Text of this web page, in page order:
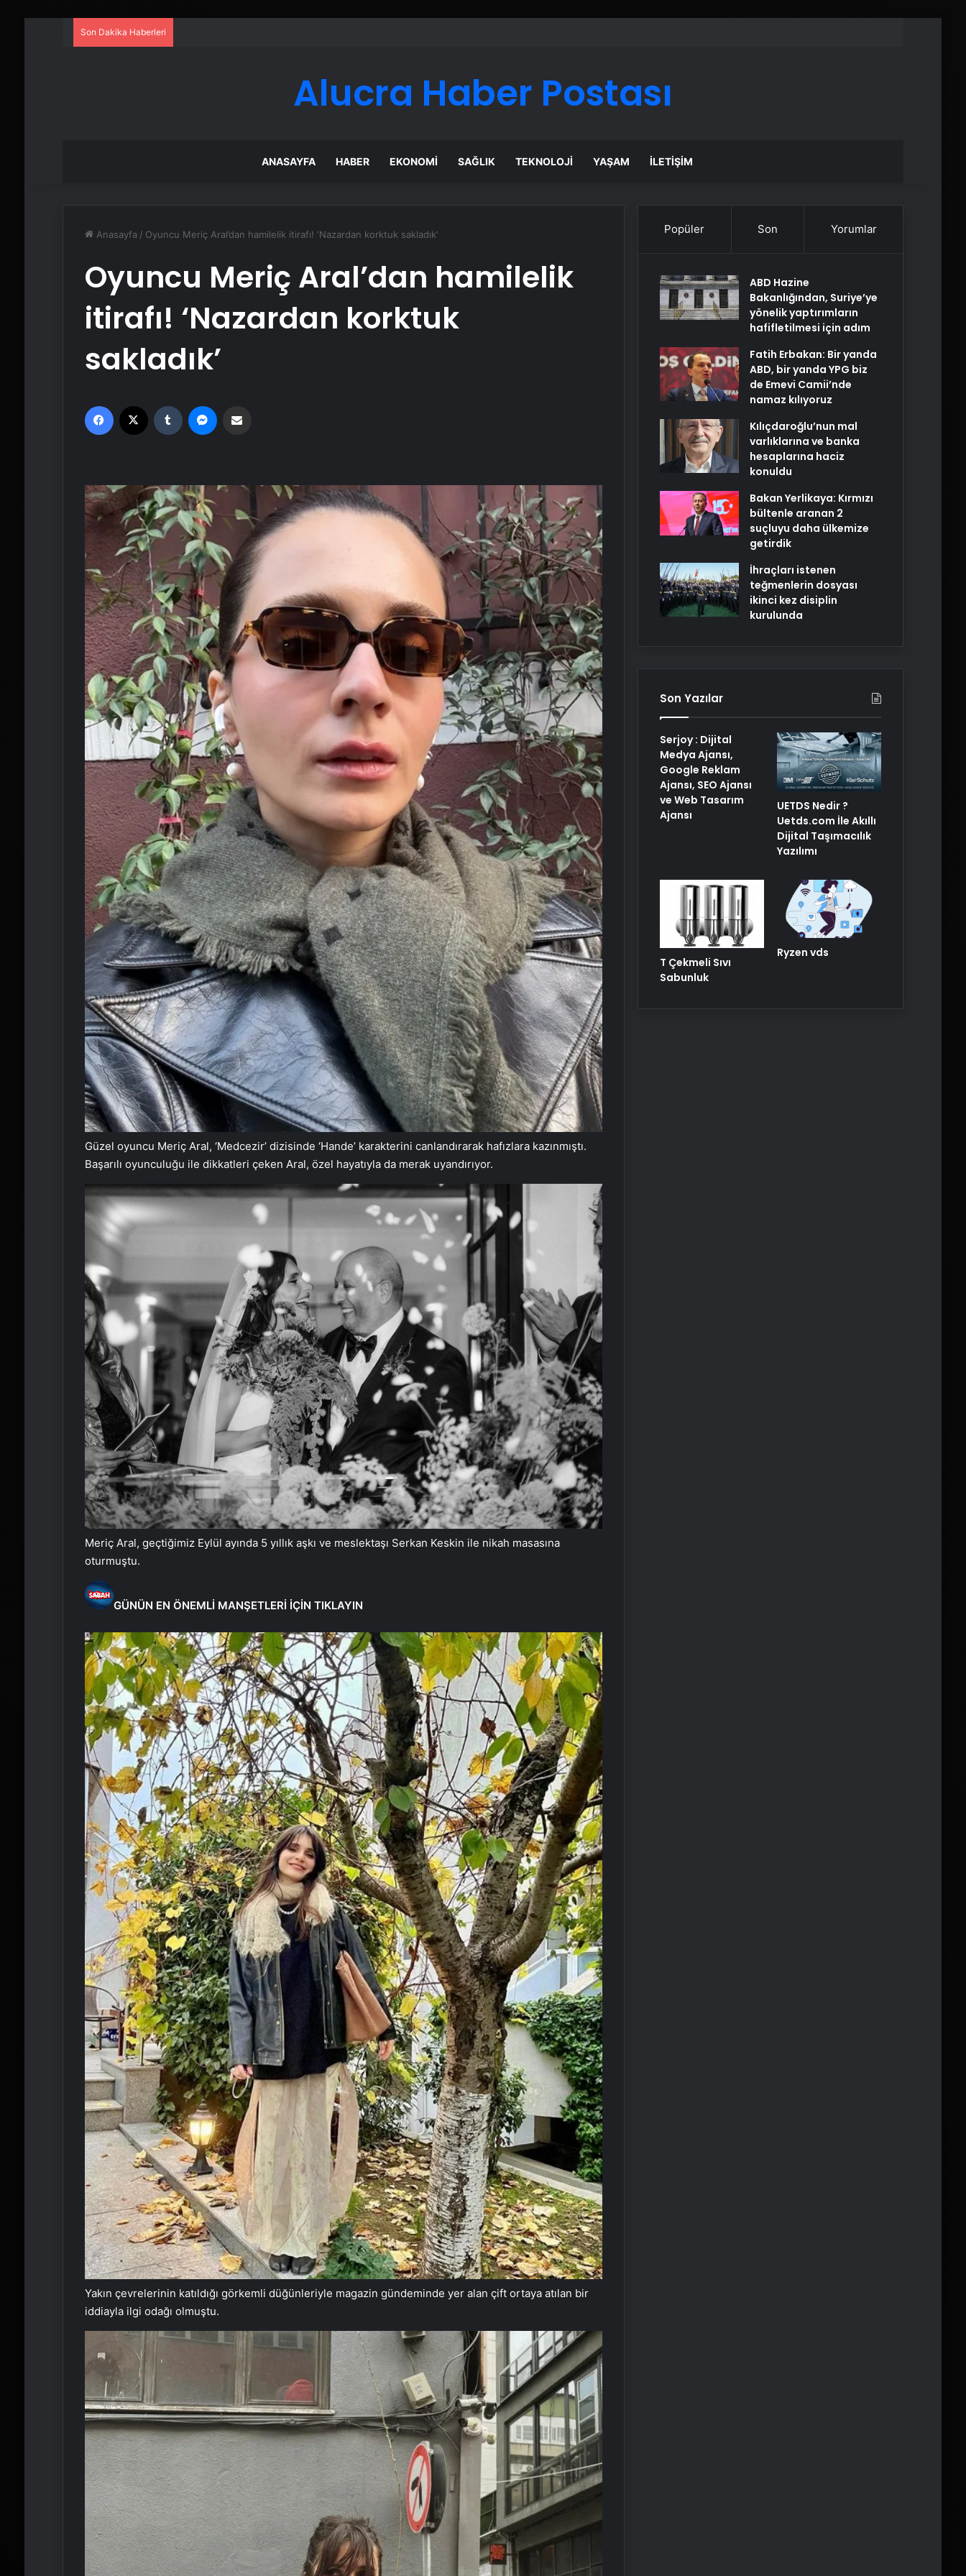
Son Dakika Haberleri
Alucra Haber Postası
ANASAYFA HABER EKONOMI SAĞLIK TEKNOLOJI YAŞAM İLETIŞIM
Anasayfa / Oyuncu Meriç Aral’dan hamilelik itirafı! ‘Nazardan korktuk sakladık’
Oyuncu Meriç Aral’dan hamilelik
itirafı! ‘Nazardan korktuk
sakladık’
Facebook Tumblr
Güzel oyuncu Meriç Aral, ‘Medcezir’ dizisinde ‘Hande’ karakterini canlandırarak hafızlara kazınmıştı.
Başarılı oyunculuğu ile dikkatleri çeken Aral, özel hayatıyla da merak uyandırıyor.
Meriç Aral, geçtiğimiz Eylül ayında 5 yıllık aşkı ve meslektaşı Serkan Keskin ile nikah masasına
oturmuştu.
GÜNÜN EN ÖNEMLİ MANŞETLERİ İÇİN TIKLAYIN
Yakın çevrelerinin katıldığı görkemli düğünleriyle magazin gündeminde yer alan çift ortaya atılan bir
iddiayla ilgi odağı olmuştu.
Popüler Son Yorumlar
ABD Hazine
Bakanlığından, Suriye’ye
yönelik yaptırımların
hafifletilmesi için adım
Fatih Erbakan: Bir yanda
ABD, bir yanda YPG biz
de Emevi Camii’nde
namaz kılıyoruz
Kılıçdaroğlu’nun mal
varlıklarına ve banka
hesaplarına haciz
konuldu
Bakan Yerlikaya: Kırmızı
bültenle aranan 2
suçluyu daha ülkemize
getirdik
İhraçları istenen
teğmenlerin dosyası
ikinci kez disiplin
kurulunda
Son Yazılar
Serjoy : Dijital
Medya Ajansı,
Google Reklam
Ajansı, SEO Ajansı
ve Web Tasarım
Ajansı
UETDS Nedir ?
Uetds.com İle Akıllı
Dijital Taşımacılık
Yazılımı
T Çekmeli Sıvı
Sabunluk
Ryzen vds